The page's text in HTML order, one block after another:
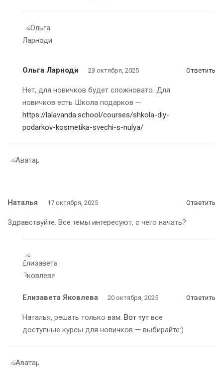
Ольга Ларноди 23 октября, 2025 Ответить
Нет, для новичков будет сложновато. Для
новичков есть Школа подарков —
https://lalavanda.school/courses/shkola-diy-
podarkov-kosmetika-svechi-s-nulya/
Наталья 17 октября, 2025 Ответить
Здравствуйте. Все темы интересуют, с чего начать?
Елизавета Яковлева 20 октября, 2025 Ответить
Наталья, решать только вам. Вот тут все
доступные курcы для новичков — выбирайте:)